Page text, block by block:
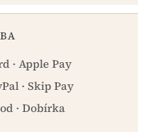
· Apple Pay
· Skip Pay
· Dobírka